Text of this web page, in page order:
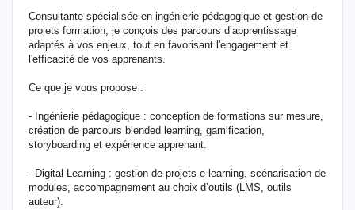
Consultante spécialisée en ingénierie pédagogique et gestion de
projets formation, je conçois des parcours d’apprentissage
adaptés à vos enjeux, tout en favorisant l'engagement et
l'efficacité de vos apprenants.
Ce que je vous propose :
- Ingénierie pédagogique : conception de formations sur mesure,
création de parcours blended learning, gamification,
storyboarding et expérience apprenant.
- Digital Learning : gestion de projets e-learning, scénarisation de
modules, accompagnement au choix d’outils (LMS, outils
auteur).